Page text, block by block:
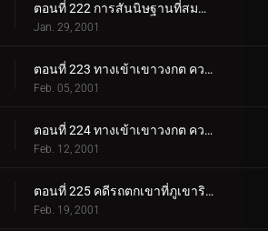
ตอนที่ 222 การสันนิษฐานที่สมบูรณ์แบบเกินไป
Jan. 29, 2001
ตอนที่ 223 ทางเข้าเขาวงกต ความพิโรธของเทวรูปขนาดยักษ์ (ตอนพิเศษ ตอนแรก) ยอดนักสืบจิ๋วโคนัน เดอะซ.
Feb. 05, 2001
ตอนที่ 224 ทางเข้าเขาวงกต ความพิโรธของเทวรูปขนาดยักษ์ (ตอนพิเศษ ตอนจบ) ยอดนักสืบจิ๋วโคนัน เดอะซี.
Feb. 12, 2001
ตอนที่ 225 คดีรถตกเขาที่ภูเขาริวจิน
Feb. 19, 2001